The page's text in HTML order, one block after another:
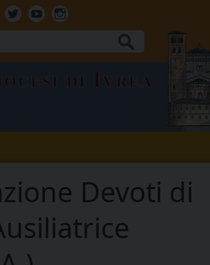
TwitterYoutubeInstagram
di Ivrea
Devoti di